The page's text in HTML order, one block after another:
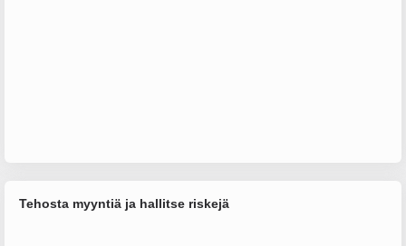
Tehosta myyntiä ja hallitse riskejä